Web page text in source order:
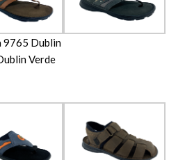
9765 Dublin
Verde